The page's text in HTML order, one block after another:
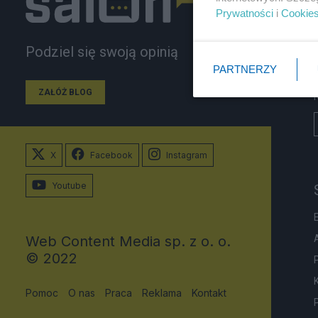
Podziel się swoją opinią
ZAŁÓŻ BLOG
X Facebook Instagram
Youtube
Web Content Media sp. z o. o.
© 2022
Pomoc O nas Praca Reklama Kontakt
Prywatności i Cookies
PARTNERZY